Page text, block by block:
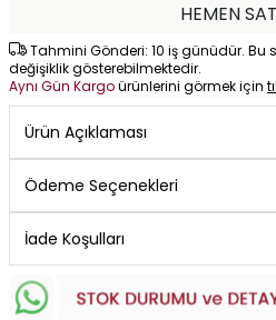
HEMEN
Tahmini Gönderi: 10 iş günüdür.
değişiklik gösterebilmektedir.
Aynı Gün Kargoürünlerini görmek için
Ürün Açıklaması
Ödeme Seçenekleri
İade Koşulları